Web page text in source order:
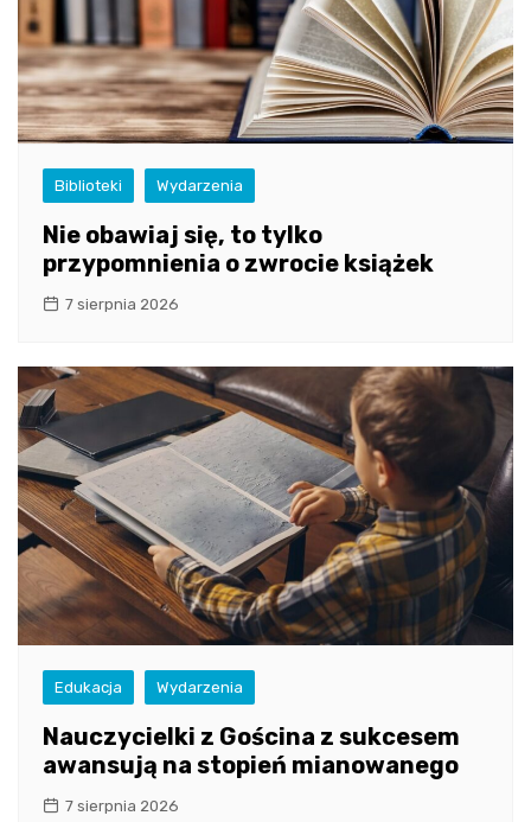
Biblioteki Wydarzenia
Nie obawiaj się, to tylko
przypomnienia o zwrocie książek
7 sierpnia 2026
Edukacja Wydarzenia
Nauczycielki z Gościna z sukcesem
awansują na stopień mianowanego
7 sierpnia 2026